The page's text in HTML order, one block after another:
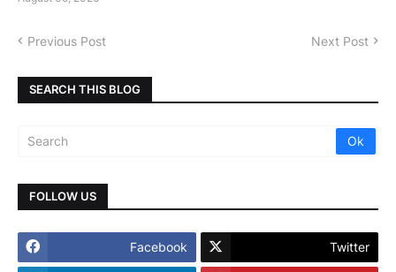
Previous Post Next Post
SEARCH THIS BLOG
FOLLOW US
Facebook Twitter